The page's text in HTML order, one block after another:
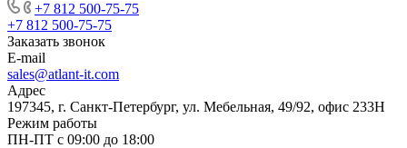
+7 812 500-75-75
+7 812 500-75-75
Заказать звонок
E-mail
sales@atlant-it.com
Адрес
197345, г. Санкт-Петербург, ул. Мебельная, 49/92, офис 233Н
Режим работы
ПН-ПТ с 09:00 до 18:00